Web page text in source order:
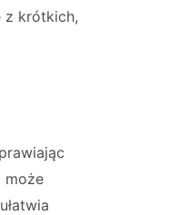
z krótkich,
może